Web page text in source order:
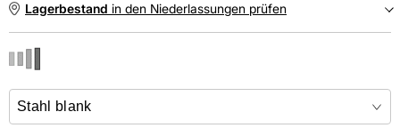
Lagerbestand in den Niederlassungen prüfen
Online kaufen &